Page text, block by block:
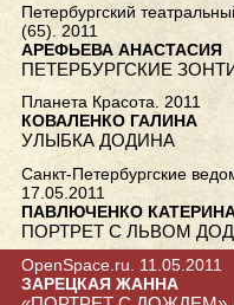
Петербургский
(65). 2011
АРЕФЬЕВА АНАСТАСИЯ
ПЕТЕРБУРГСКИЕ
Планета Красота. 2011
КОВАЛЕНКО ГАЛИНА
УЛЫБКА ДОДИНА
Санкт-Петербургские
17.05.2011
ПАВЛЮЧЕНКО
ПОРТРЕТ С ЛЬВОМ
OpenSpace.ru. 11.05.2011
ЗАРЕЦКАЯ ЖАННА